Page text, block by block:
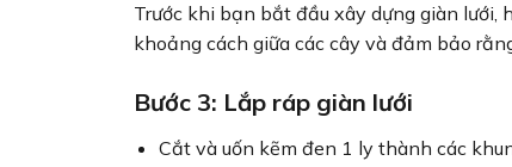
Trước khi bạn bắt đầu xây dựng giàn lưới,
khoảng cách giữa các cây và đảm bảo
Bước 3: Lắp ráp giàn lưới
Cắt và uốn kẽm đen 1 ly thành các